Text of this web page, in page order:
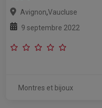
Avignon,Vaucluse
9 septembre 2022
Montres et bijoux